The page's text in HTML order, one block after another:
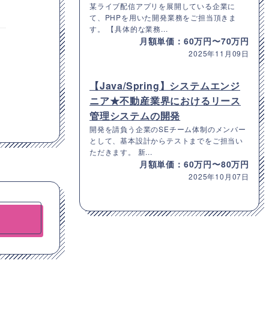
某ライブ配信アプリを展開している企業に
て、PHPを用いた開発業務をご担当頂きま
す。 【具体的な業務...
月額単価：60万円〜70万円
2025年11月09日
【Java/Spring】システムエンジ
ニア★不動産業界におけるリース
管理システムの開発
開発を請負う企業のSEチーム体制のメンバー
として、基本設計からテストまでをご担当い
ただきます。 新...
月額単価：60万円〜80万円
2025年10月07日